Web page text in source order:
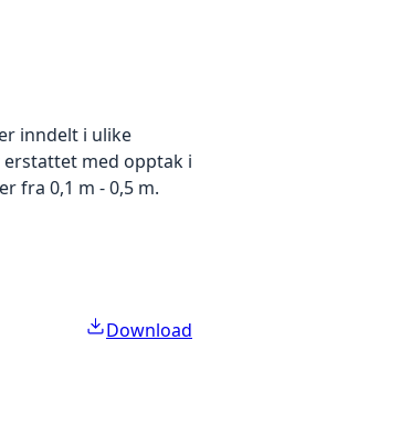
inndelt i ulike
med opptak i
fra 0,1 m - 0,5 m.
Download